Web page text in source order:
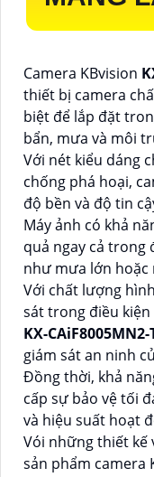
Camera KBvision
thiết bị camera
biệt để lắp đặt
bẩn, mưa và môi
Với nét kiểu dáng
chống phá hoại,
độ bền và độ tin
Máy ảnh có khả
quả ngay cả trong
như mưa lớn hoặc
Với chất lượng
sát trong điều kiện
KX-CAiF8005MN2-
giám sát an ninh
Đồng thời, khả
cấp sự bảo vệ tối
và hiệu suất hoạt
Vói những thiết kế
sản phẩm camera